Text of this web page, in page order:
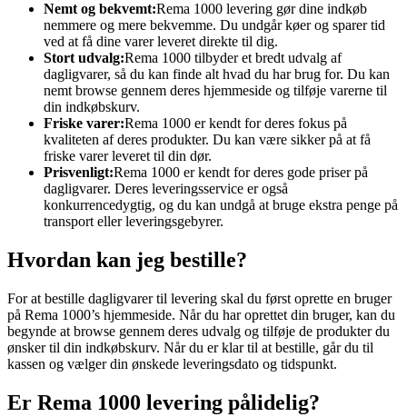
Nemt og bekvemt:Rema 1000 levering gør dine indkøb
nemmere og mere bekvemme. Du undgår køer og sparer tid
ved at få dine varer leveret direkte til dig.
Stort udvalg:Rema 1000 tilbyder et bredt udvalg af
dagligvarer, så du kan finde alt hvad du har brug for. Du kan
nemt browse gennem deres hjemmeside og tilføje varerne til
din indkøbskurv.
Friske varer:Rema 1000 er kendt for deres fokus på
kvaliteten af deres produkter. Du kan være sikker på at få
friske varer leveret til din dør.
Prisvenligt:Rema 1000 er kendt for deres gode priser på
dagligvarer. Deres leveringsservice er også
konkurrencedygtig, og du kan undgå at bruge ekstra penge på
transport eller leveringsgebyrer.
Hvordan kan jeg bestille?
For at bestille dagligvarer til levering skal du først oprette en bruger
på Rema 1000’s hjemmeside. Når du har oprettet din bruger, kan du
begynde at browse gennem deres udvalg og tilføje de produkter du
ønsker til din indkøbskurv. Når du er klar til at bestille, går du til
kassen og vælger din ønskede leveringsdato og tidspunkt.
Er Rema 1000 levering pålidelig?